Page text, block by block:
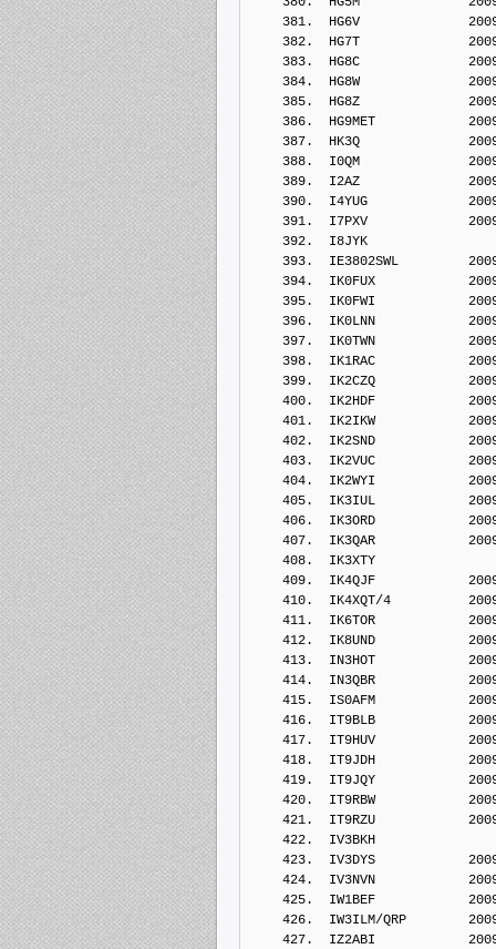
381.  HG6V
382.  HG7T
383.  HG8C
384.  HG8W
385.  HG8Z
386.  HG9MET
387.  HK3Q
388.  I0QM
389.  I2AZ
390.  I4YUG
391.  I7PXV
392.  I8JYK
393.  IE3802SWL
394.  IK0FUX
395.  IK0FWI
396.  IK0LNN
397.  IK0TWN
398.  IK1RAC
399.  IK2CZQ
400.  IK2HDF
401.  IK2IKW
402.  IK2SND
403.  IK2VUC
404.  IK2WYI
405.  IK3IUL
406.  IK3ORD
407.  IK3QAR
408.  IK3XTY
409.  IK4QJF
410.  IK4XQT/4
411.  IK6TOR
412.  IK8UND
413.  IN3HOT
414.  IN3QBR
415.  IS0AFM
416.  IT9BLB
417.  IT9HUV
418.  IT9JDH
419.  IT9JQY
420.  IT9RBW
421.  IT9RZU
422.  IV3BKH
423.  IV3DYS
424.  IV3NVN
425.  IW1BEF
426.  IW3ILM/QRP
427.  IZ2ABI